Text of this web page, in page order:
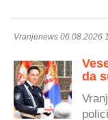
Vranjenews 06.08.2026
da